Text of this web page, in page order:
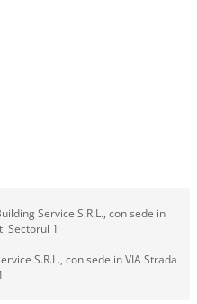
Service S.R.L., con sede in
Sectorul 1
S.R.L., con sede in VIA Strada